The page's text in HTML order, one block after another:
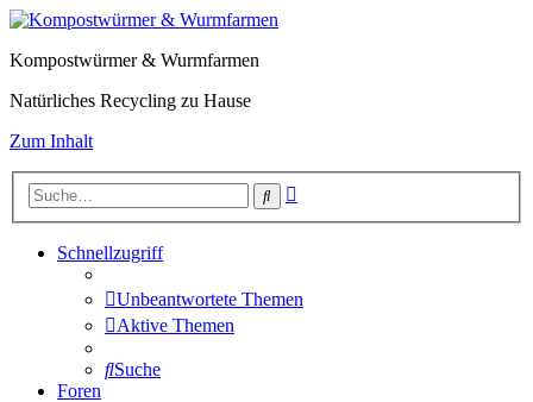
Kompostwürmer & Wurmfarmen
Natürliches Recycling zu Hause
Zum Inhalt
Suche
Schnellzugriff
Unbeantwortete Themen
Aktive Themen
Suche
Foren